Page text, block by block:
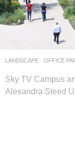
LANDSCAPE OFFICE
Sky TV Campus
Alexandra Steed